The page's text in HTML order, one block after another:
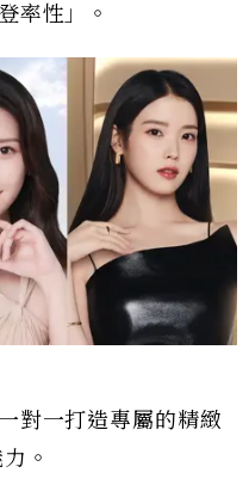
率性」。
對一打造專屬的精緻
。